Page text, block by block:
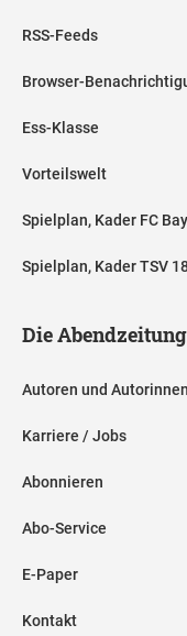
RSS-Feeds
Browser-
Ess-Klasse
Vorteilswelt
Spielplan, Kader FC
Spielplan, Kader TSV
Die Abendzeitung
Autoren und Autorinnen
Karriere / Jobs
Abonnieren
Abo-Service
E-Paper
Kontakt